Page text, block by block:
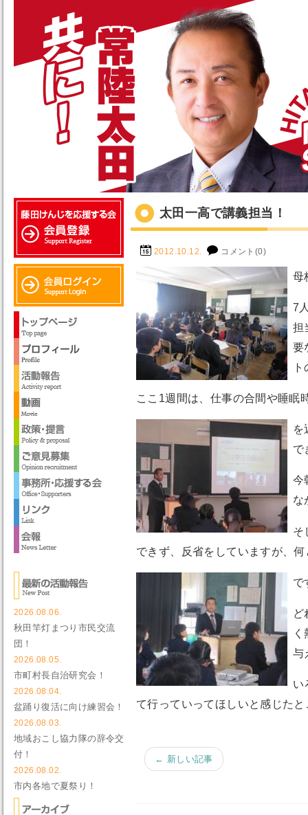
太田一高で講義担当！
2012.10.12. コメント(0)
母
7
担
要
ここ1週間は、仕事の合間や睡眠
を
で
今
な
そ
できず、反省をしていますが、
で
ど
与
い
て行っていってほしいと感じた
← 新しい記事
2026.08.06.
秋田竿灯まつり市民交流
団！
2026.08.05.
市町村長自治研究会！
2026.08.04.
盆踊り復活に向け練習会！
2026.08.03.
地域おこし協力隊の辞令交
付！
2026.08.02.
市内各地で夏祭り！